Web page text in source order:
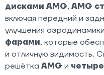
дисками AMG, AMG
включая передний и
улучшения
фарами, которые
и отличную видимость.
решётка AMG и